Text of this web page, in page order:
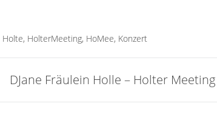
Holte, HolterMeeting, HoMee, Konzert
DJane Fräulein Holle – Holter